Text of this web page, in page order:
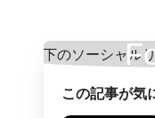
この記事が気